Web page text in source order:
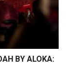
BY ALOKA: